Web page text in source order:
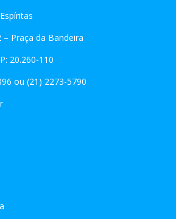
– Praça da Bandeira
20.260-110
ou (21) 2273-5790